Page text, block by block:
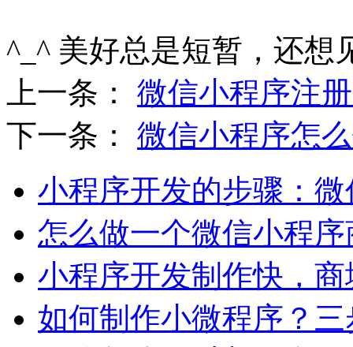
^_^ 美好总是短暂，还想
上一条： 微信小程序注
下一条： 微信小程序怎
小程序开发的步骤：
怎么做一个微信小程序
小程序开发制作快，
如何制作小微程序？